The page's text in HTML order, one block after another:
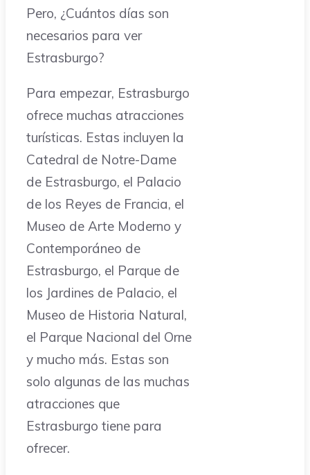
Pero, ¿Cuántos días son
necesarios para ver
Estrasburgo?
Para empezar, Estrasburgo
ofrece muchas atracciones
turísticas. Estas incluyen la
Catedral de Notre-Dame
de Estrasburgo, el Palacio
de los Reyes de Francia, el
Museo de Arte Moderno y
Contemporáneo de
Estrasburgo, el Parque de
los Jardines de Palacio, el
Museo de Historia Natural,
el Parque Nacional del Orne
y mucho más. Estas son
solo algunas de las muchas
atracciones que
Estrasburgo tiene para
ofrecer.